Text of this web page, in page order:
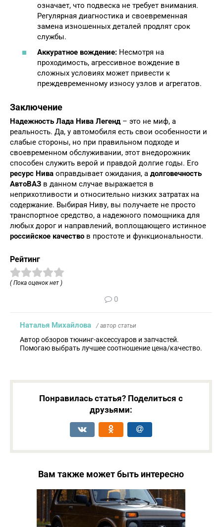
означает, что подвеска не требует внимания.
Регулярная диагностика и своевременная
замена изношенных деталей продлят срок
службы.
Аккуратное вождение: Несмотря на
проходимость, агрессивное вождение в
сложных условиях может привести к
преждевременному износу узлов и агрегатов.
Заключение
Надежность Лада Нива Легенд– это не миф, а
реальность. Да, у автомобиля есть свои особенности и
слабые стороны, но при правильном подходе и
своевременном обслуживании, этот внедорожник
способен служить верой и правдой долгие годы. Его
ресурс Нива оправдывает ожидания, а долговечность
АвтоВАЗ в данном случае выражается в
неприхотливости и относительно низких затратах на
содержание. Выбирая Ниву, вы получаете не просто
транспортное средство, а надежного помощника для
любых дорог и направлений, воплощающего истинное
российское качество в простоте и функциональности.
Рейтинг
( Пока оценок нет )
0
Наталья Михайлова / автор статьи
Автор обзоров тюнинг-аксессуаров и запчастей.
Помогаю выбрать лучшее соотношение цена/качество.
Понравилась статья? Поделиться с
друзьями:
Вам также может быть интересно